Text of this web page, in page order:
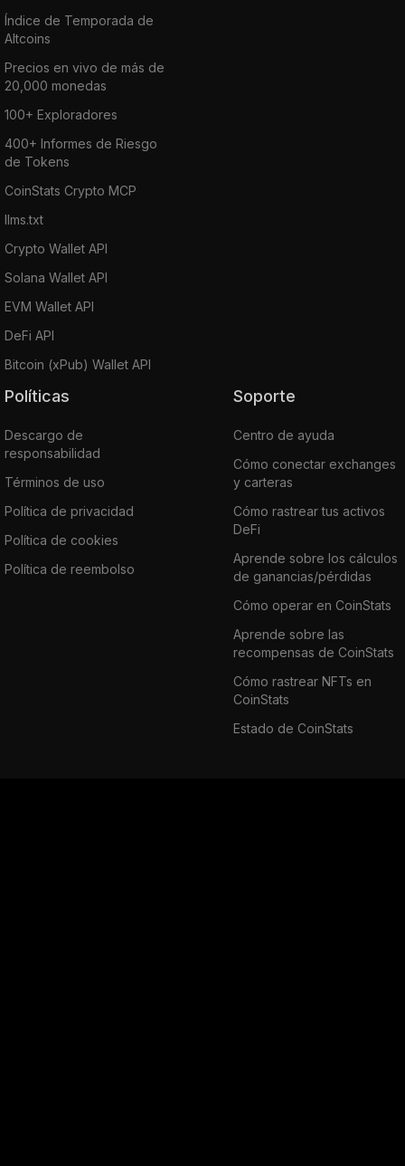
Índice de Temporada de
Altcoins
Precios en vivo de más de
20,000 monedas
100+ Exploradores
400+ Informes de Riesgo
de Tokens
CoinStats Crypto MCP
llms.txt
Crypto Wallet API
Solana Wallet API
EVM Wallet API
DeFi API
Bitcoin (xPub) Wallet API
Políticas
Descargo de
responsabilidad
Términos de uso
Política de privacidad
Política de cookies
Política de reembolso
Soporte
Centro de ayuda
Cómo conectar exchanges
y carteras
Cómo rastrear tus activos
DeFi
Aprende sobre los cálculos
de ganancias/pérdidas
Cómo operar en CoinStats
Aprende sobre las
recompensas de CoinStats
Cómo rastrear NFTs en
CoinStats
Estado de CoinStats